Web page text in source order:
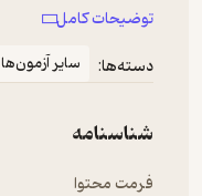
توضیحات کامل
دسته‌ها:
سایر آزمون‌ها
شناسنامه
فرمت محتوا